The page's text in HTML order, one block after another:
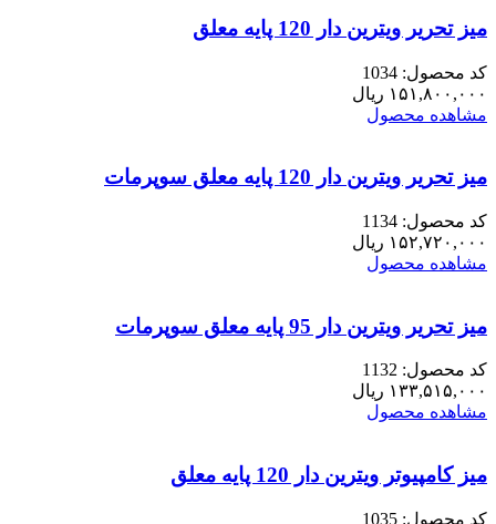
میز تحریر ویترین دار 120 پایه معلق
کد محصول: 1034
۱۵۱,۸۰۰,۰۰۰ ریال
مشاهده محصول
میز تحریر ویترین دار 120 پایه معلق سوپرمات
کد محصول: 1134
۱۵۲,۷۲۰,۰۰۰ ریال
مشاهده محصول
میز تحریر ویترین دار 95 پایه معلق سوپرمات
کد محصول: 1132
۱۳۳,۵۱۵,۰۰۰ ریال
مشاهده محصول
میز کامپیوتر ویترین دار 120 پایه معلق
کد محصول: 1035